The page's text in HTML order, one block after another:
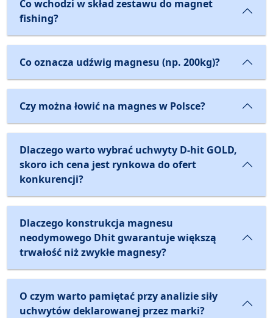
Co wchodzi w skład zestawu do magnet
fishing?
Co oznacza udźwig magnesu (np. 200kg)?
Czy można łowić na magnes w Polsce?
Dlaczego warto wybrać uchwyty D-hit GOLD,
skoro ich cena jest rynkowa do ofert
konkurencji?
Dlaczego konstrukcja magnesu
neodymowego Dhit gwarantuje większą
trwałość niż zwykłe magnesy?
O czym warto pamiętać przy analizie siły
uchwytów deklarowanej przez marki?